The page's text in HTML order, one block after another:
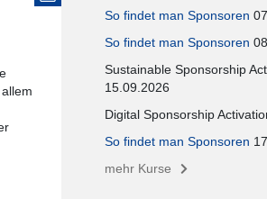
So findet man Sponsoren
So findet man Sponsoren
Sustainable Sponsorship
15.09.2026
Digital Sponsorship
So findet man Sponsoren
mehr Kurse